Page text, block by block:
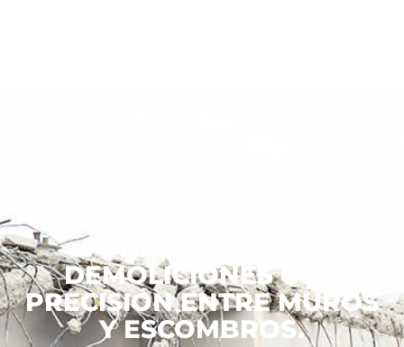
DERRIBOS Y
DEMOLICIONES CON
PRECISIÓN ENTRE MUROS
Y ESCOMBROS.